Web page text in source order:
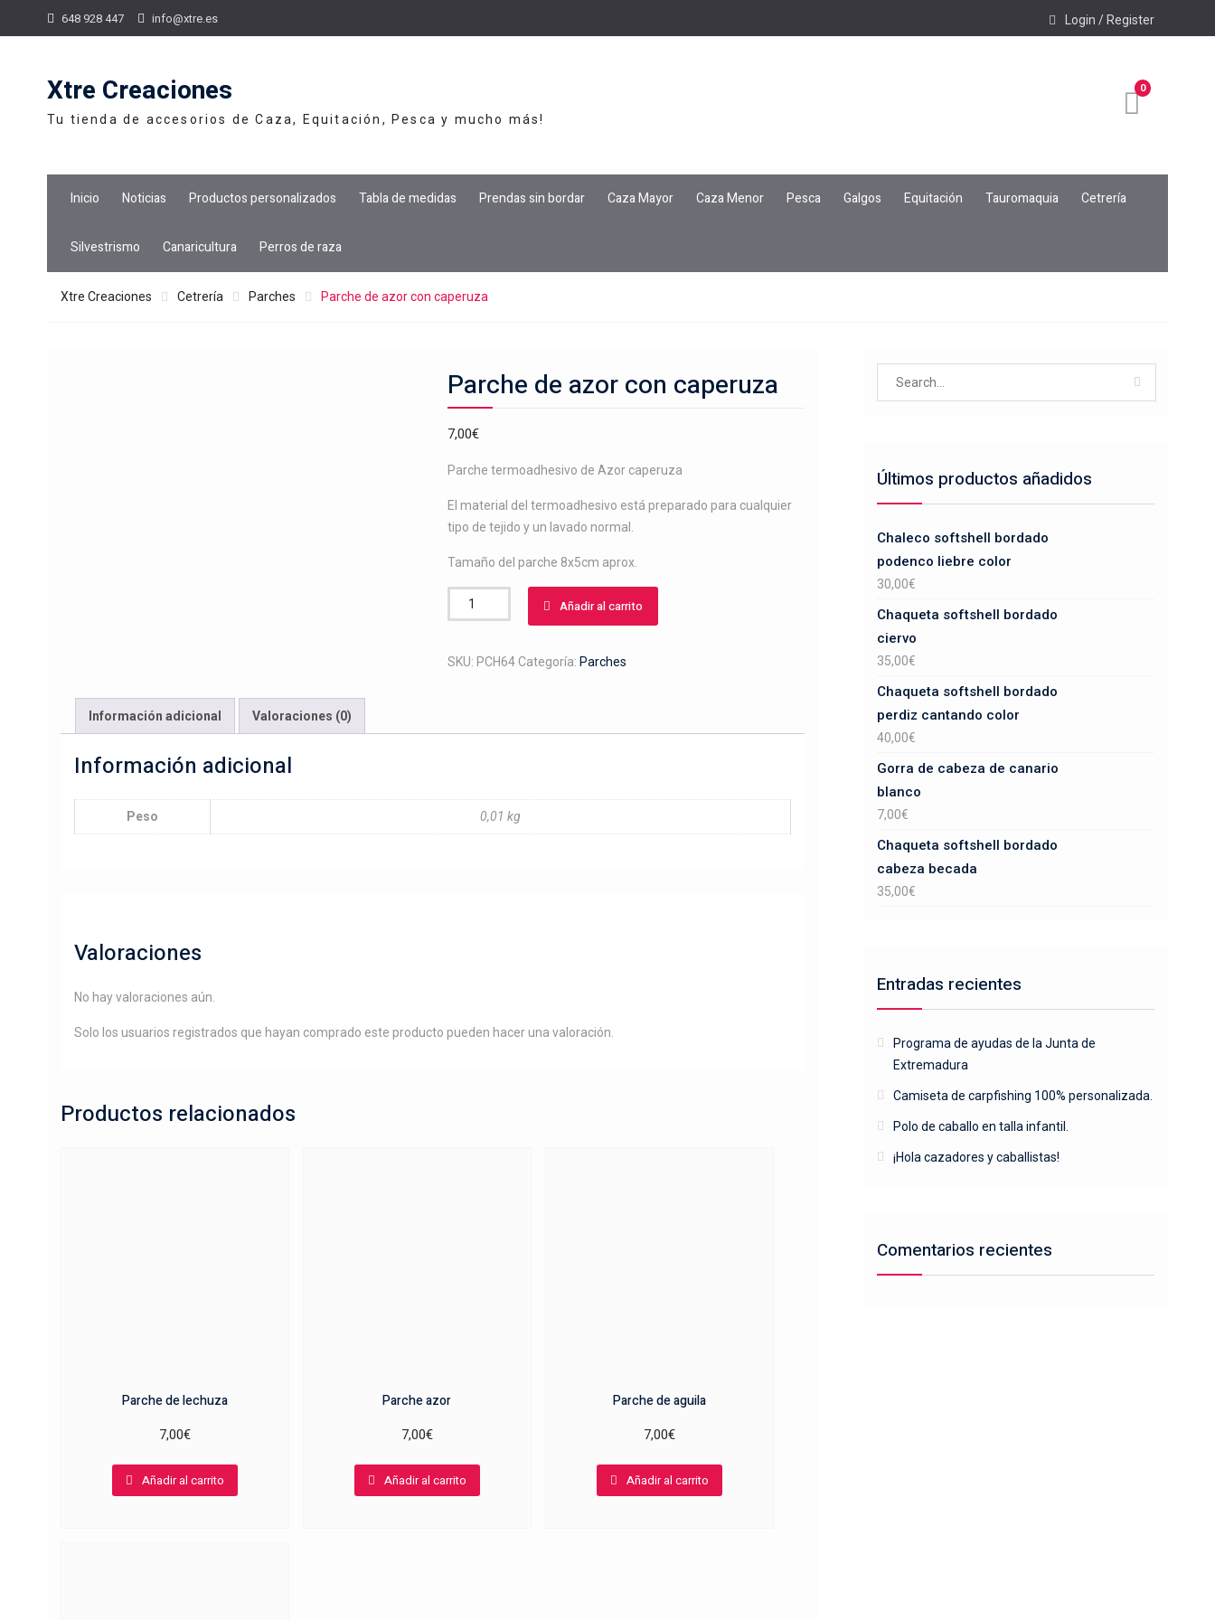
648 928 447 info@xtre.es Login / Register
Xtre Creaciones
Tu tienda de accesorios de Caza, Equitación, Pesca y mucho más!
0
Inicio Noticias Productos personalizados Tabla de medidas Prendas sin bordar Caza Mayor Caza Menor Pesca Galgos Equitación Tauromaquia Cetrería
Silvestrismo Canaricultura Perros de raza
Xtre Creaciones Cetrería Parches Parche de azor con caperuza
Parche de azor con caperuza
7,00€
Parche termoadhesivo de Azor caperuza
El material del termoadhesivo está preparado para cualquier
tipo de tejido y un lavado normal.
Tamaño del parche 8x5cm aprox.
Parche
de
con
Añadir al carrito
SKU: PCH64Categoría: Parches
Información adicional Valoraciones (0)
Información adicional
Peso 0,01 kg
Valoraciones
No hay valoraciones aún.
Solo los usuarios registrados que hayan comprado este producto pueden hacer una valoración.
Productos relacionados
Parche de lechuza
7,00€
Añadir al carrito
Parche azor
7,00€
Añadir al carrito
Parche de aguila
7,00€
Añadir al carrito
Últimos productos añadidos
Chaleco softshell bordado
podenco liebre color
30,00€
Chaqueta softshell bordado
ciervo
35,00€
Chaqueta softshell bordado
perdiz cantando color
40,00€
Gorra de cabeza de canario
blanco
7,00€
Chaqueta softshell bordado
cabeza becada
35,00€
Entradas recientes
Programa de ayudas de la Junta de
Extremadura
Camiseta de carpfishing 100% personalizada.
Polo de caballo en talla infantil.
¡Hola cazadores y caballistas!
Comentarios recientes